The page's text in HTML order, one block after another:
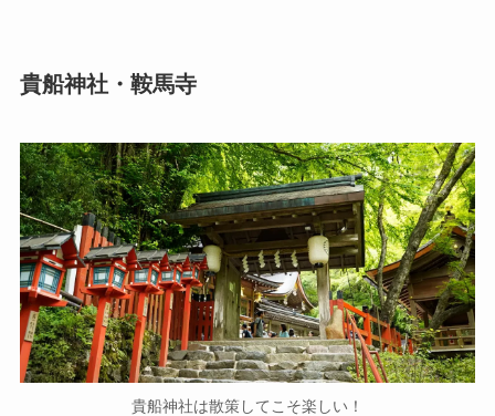
貴船神社・鞍馬寺
貴船神社は散策してこそ楽しい！